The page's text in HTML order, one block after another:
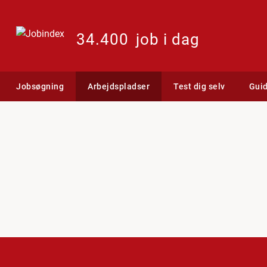
34.400 job i dag
Jobsøgning Arbejdspladser Test dig selv